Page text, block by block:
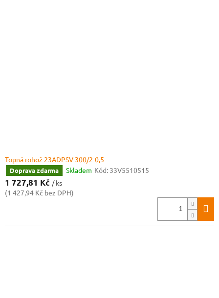
Topná rohož 23ADPSV 300/2-0,5
Doprava zdarma Skladem Kód: 33V5510515
1 727,81 Kč / ks
(1 427,94 Kč bez DPH)